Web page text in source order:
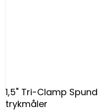
1,5" Tri-Clamp
trykmåler